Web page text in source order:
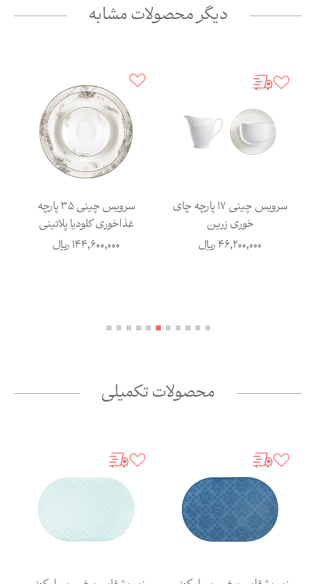
دیگر محصولات مشابه
سرویس چینی 17 پارچه چای
خوری زرین
46,200,000ریال
سرویس چینی 35 پارچه
غذاخوری کلودیا پلاتینی
144,600,000ریال
محصولات تکمیلی